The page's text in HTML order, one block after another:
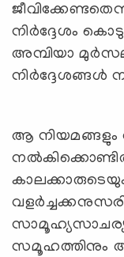
നിര്‍ദ്ദേശം
അമ്പിയാ
നിര്‍ദ്ദേശങ്ങള്‍
ആ
സമൂഹത്തിനും